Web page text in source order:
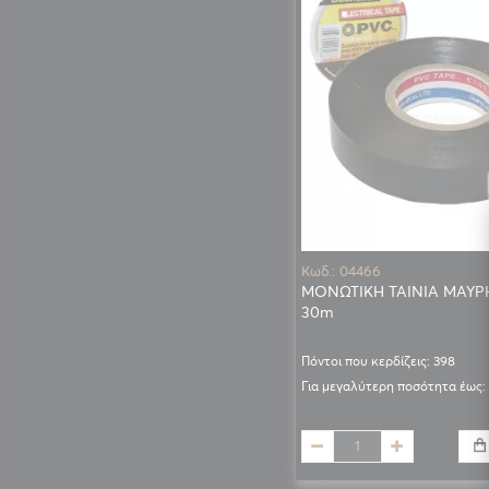
Κωδ.: 04466
ΜΟΝΩΤΙΚΗ ΤΑΙΝΙΑ ΜΑΥΡΗ
30m
Πόντοι που κερδίζεις: 398
Για μεγαλύτερη ποσότητα έως: